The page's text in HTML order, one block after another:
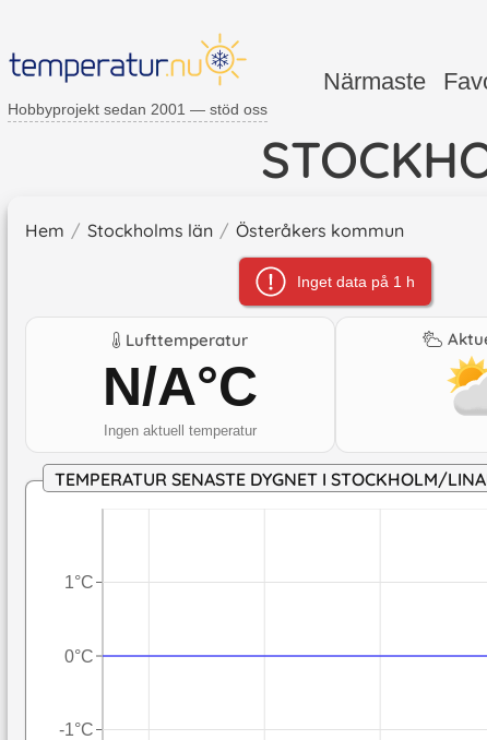
Hobbyprojekt sedan 2001 — stöd oss
Närmaste
Hem / Stockholms län / Österåkers kommun
Inget data på 1 h
Lufttemperatur
N/A°C
Ingen aktuell temperatur
TEMPERATUR SENASTE DYGNET I STOCKHOLM/
-1°C
0°C
1°C